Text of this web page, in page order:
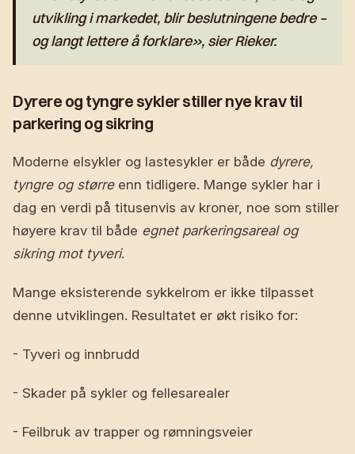
utvikling i markedet, blir beslutningene bedre –
og langt lettere å forklare», sier Rieker.
Dyrere og tyngre sykler stiller nye krav til
parkering og sikring
Moderne elsykler og lastesykler er både dyrere,
tyngre og størreenn tidligere. Mange sykler har i
dag en verdi på titusenvis av kroner, noe som stiller
høyere krav til både egnet parkeringsareal og
sikring mot tyveri.
Mange eksisterende sykkelrom er ikke tilpasset
denne utviklingen. Resultatet er økt risiko for:
- Tyveri og innbrudd
- Skader på sykler og fellesarealer
- Feilbruk av trapper og rømningsveier